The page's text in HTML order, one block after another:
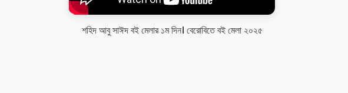
শহিদ আবু সাঈদ বই মেলার ১ম দিন। বেরোবিতে বই মেলা ২০২৫